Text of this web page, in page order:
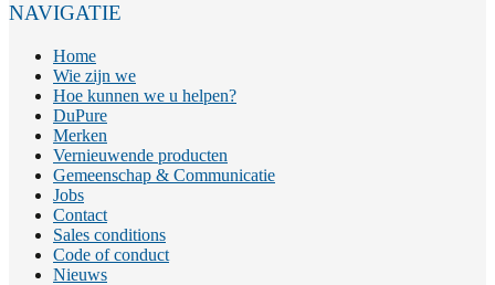
NAVIGATIE
Home
Wie zijn we
Hoe kunnen we u helpen?
DuPure
Merken
Vernieuwende producten
Gemeenschap & Communicatie
Jobs
Contact
Sales conditions
Code of conduct
Nieuws